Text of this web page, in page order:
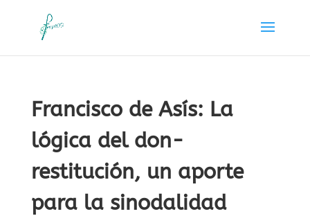
Francisco de Asís: La
lógica del don-
restitución, un aporte
para la sinodalidad